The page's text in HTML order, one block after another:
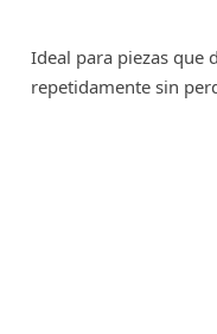
Ideal para piezas que
repetidamente sin